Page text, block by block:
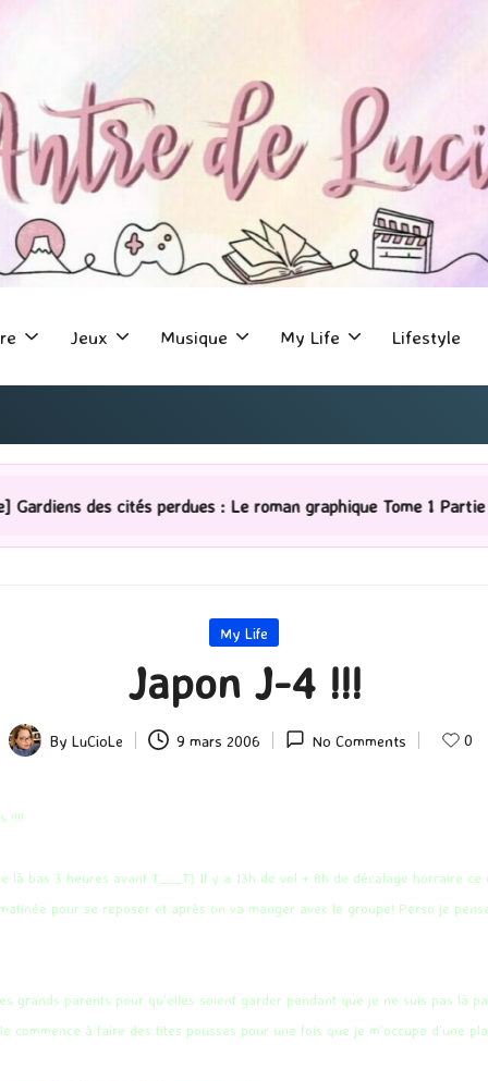
Jeux Musique My Life Lifestyle
perdues : Le roman graphique Tome 1 Partie 2
Posted
My Life
Japon J-4 !!!
Posted
ByLuCioLe 9 mars 2006 No Comments 0
!!!!
là bas 3 heures avant T___T) Il y a 13h de vol + 8h de décalage horraire
pour se reposer et après on va manger avec le groupe! Perso je
grands parents pour qu’elles soient garder pendant que je ne suis pas là
à faire des tites pousses pour une fois que je m’occupe d’une